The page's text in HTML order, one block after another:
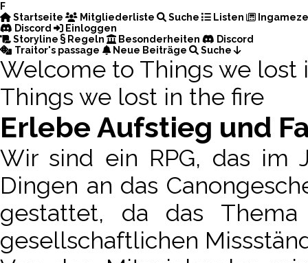
F
Startseite
Mitgliederliste Suche Listen
Discord
Einloggen
Storyline
Regeln Besonderheiten
Discord
Traitor's passage
Neue Beiträge Suche
Welcome to Things we
Things we lost in the fire
Erlebe Aufstieg und
Wir sind ein RPG, das im
Dingen an das
gestattet, da das
gesellschaftlichen